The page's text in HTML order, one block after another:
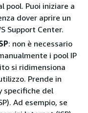
pool. Puoi iniziare a
dover aprire un
Support Center.
: non è necessario
i pool IP
si ridimensiona
Prende in
specifiche del
Ad esempio, se